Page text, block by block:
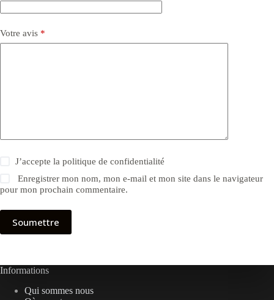
Votre avis *
J’accepte lapolitique de confidentialité
Enregistrer mon nom, mon e-mail et mon site dans le navigateur
pour mon prochain commentaire.
Soumettre
Informations
Qui sommes nous